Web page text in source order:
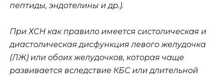
пептиды, эндотелины и др.).
При ХСН как правило имеется систолическая и
диастолическая дисфункция левого желудочка
(ЛЖ) или обоих желудочков, которая чаще
развивается вследствие КБС или длительной